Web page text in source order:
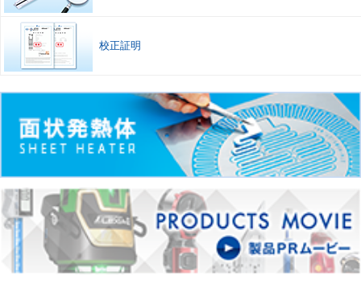
校正証明